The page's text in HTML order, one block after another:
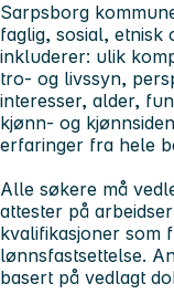
Sarpsborg
faglig, sosial, etnisk
inkluderer: ulik
tro- og livssyn,
interesser, alder,
kjønn- og
erfaringer fra hele
Alle søkere må
attester på
kvalifikasjoner som
lønnsfastsettelse.
basert på vedlagt